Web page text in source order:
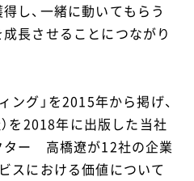
し、一緒に動いてもらう
長させることにつながり
ング」を2015年から掲げ、
）を2018年に出版した当社
ター 高橋遼が12社の企業
スにおける価値について